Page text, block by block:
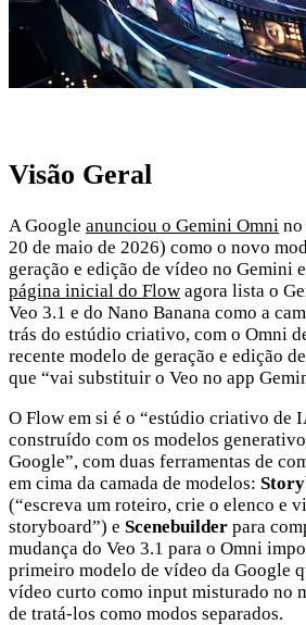
Visão Geral
A Google anunciou o Gemini Omni no
20 de maio de 2026) como o novo
geração e edição de vídeo no Gemini
página inicial do Flow agora lista o
Veo 3.1 e do Nano Banana como a
trás do estúdio criativo, com o Omni
recente modelo de geração e edição
que “vai substituir o Veo no app
O Flow em si é o “estúdio criativo de
construído com os modelos
Google”, com duas ferramentas de
em cima da camada de modelos:
(“escreva um roteiro, crie o elenco e
storyboard”) e Scenebuilder para
mudança do Veo 3.1 para o Omni
primeiro modelo de vídeo da Google
vídeo curto como input misturado no
de tratá-los como modos separados.